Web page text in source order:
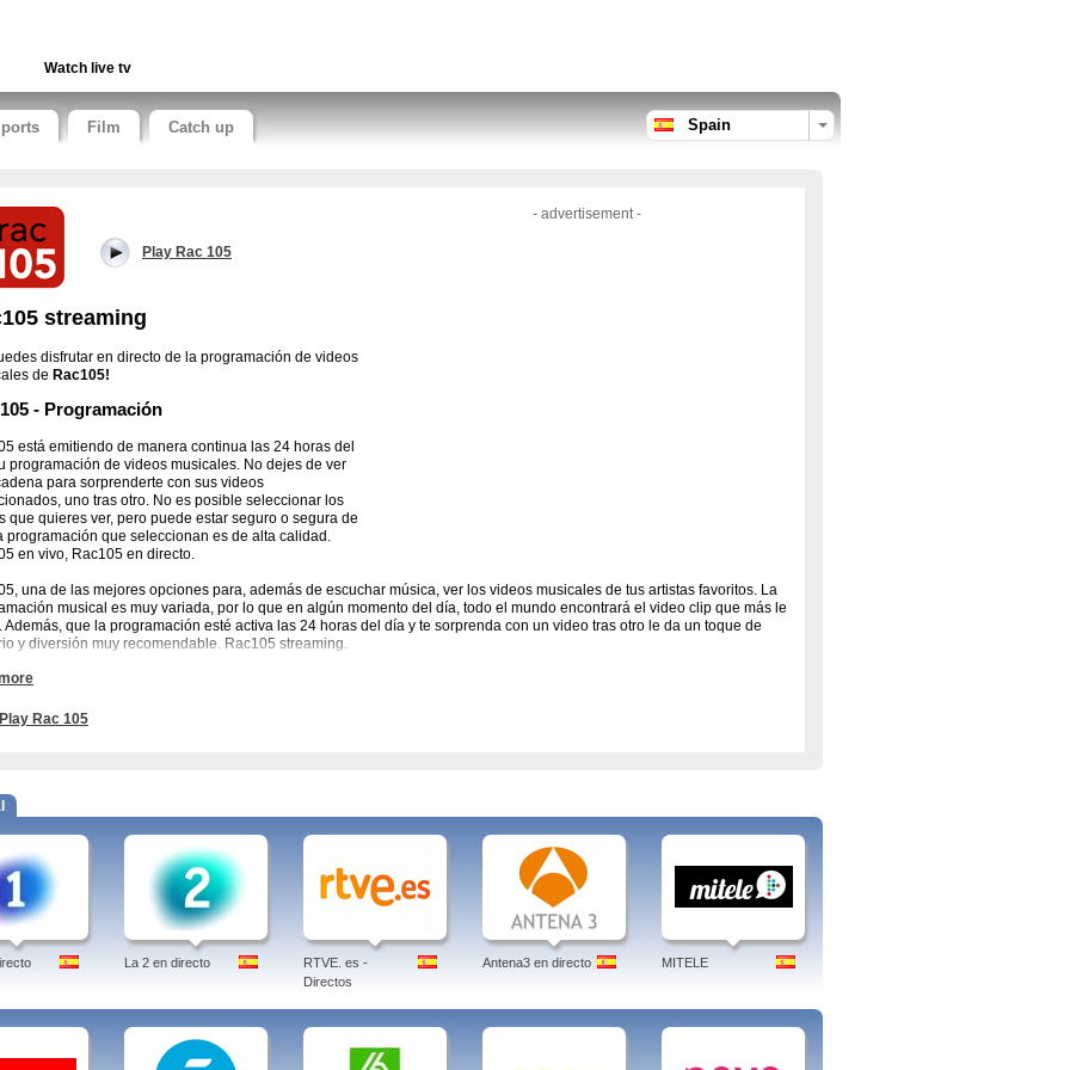
Watch live tv
Film Catch up Spain
- advertisement -
Play Rac 105
streaming
disfrutar en directo de la programación de videos
de Rac105!
- Programación
está emitiendo de manera continua las 24 horas del
programación de videos musicales. No dejes de ver
para sorprenderte con sus videos
uno tras otro. No es posible seleccionar los
que quieres ver, pero puede estar seguro o segura de
programación que seleccionan es de alta calidad.
en vivo, Rac105 en directo.
una de las mejores opciones para, además de escuchar música, ver los videos musicales de tus artistas favoritos. La
musical es muy variada, por lo que en algún momento del día, todo el mundo encontrará el video clip que más le
Además, que la programación esté activa las 24 horas del día y te sorprenda con un video tras otro le da un toque de
y diversión muy recomendable. Rac105 streaming.
RAC 105 TV
sus emisiones el 9 de febrero de 2008 con el videoclip Video Killed the Radio Star del grupo inglés The Buggles.
fue el elegido para inaugurar la televisión internacional MTV. Rac105 online.
in
Play Rac 105
La 2 en directo
RTVE. es -
Directos
Antena3 en directo MITELE